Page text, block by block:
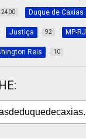
2400 Duque de Caxias
Justiça 92 MP-RJ
Reis 10